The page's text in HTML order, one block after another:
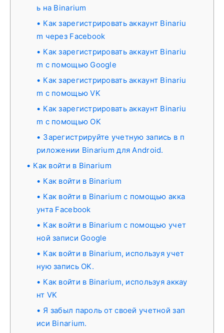
ь на Binarium
Как зарегистрировать аккаунт Binariu
m через Facebook
Как зарегистрировать аккаунт Binariu
m с помощью Google
Как зарегистрировать аккаунт Binariu
m с помощью VK
Как зарегистрировать аккаунт Binariu
m с помощью OK
Зарегистрируйте учетную запись в п
риложении Binarium для Android.
Как войти в Binarium
Как войти в Binarium
Как войти в Binarium с помощью акка
унта Facebook
Как войти в Binarium с помощью учет
ной записи Google
Как войти в Binarium, используя учет
ную запись OK.
Как войти в Binarium, используя аккау
нт VK
Я забыл пароль от своей учетной зап
иси Binarium.